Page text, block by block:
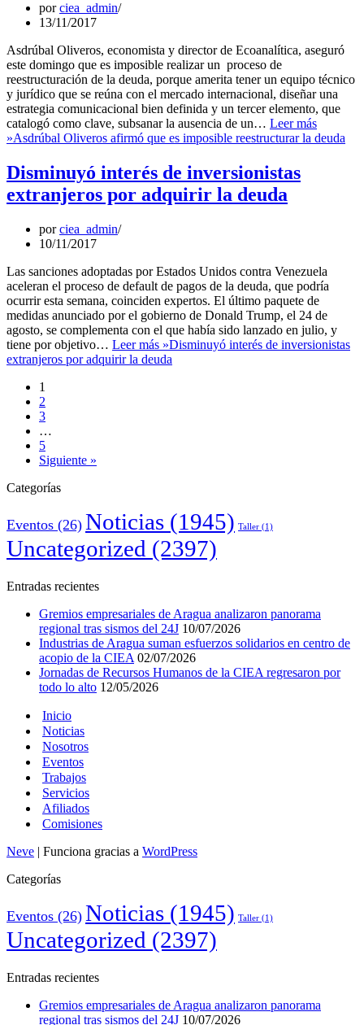
porciea_admin
13/11/2017
Asdrúbal Oliveros, economista y director de Ecoanalítica, aseguró
este domingo que es imposible realizar un proceso de
reestructuración de la deuda, porque amerita tener un equipo técnico
y jurídico que se reúna con el mercado internacional, diseñar una
estrategia comunicacional bien definida y un tercer elemento, que
catalogó como clave, subsanar la ausencia de un… Leer más
»Asdrúbal Oliveros afirmó que es imposible reestructurar la deuda
Disminuyó interés de inversionistas
extranjeros por adquirir la deuda
porciea_admin
10/11/2017
Las sanciones adoptadas por Estados Unidos contra Venezuela
aceleran el proceso de default de pagos de la deuda, que podría
ocurrir esta semana, coinciden expertos. El último paquete de
medidas anunciado por el gobierno de Donald Trump, el 24 de
agosto, se complementa con el que había sido lanzado en julio, y
tiene por objetivo… Leer más »Disminuyó interés de inversionistas
extranjeros por adquirir la deuda
1
2
3
…
5
Siguiente »
Categorías
Eventos (26) Noticias (1945) Taller (1)
Uncategorized (2397)
Entradas recientes
Gremios empresariales de Aragua analizaron panorama
regional tras sismos del 24J 10/07/2026
Industrias de Aragua suman esfuerzos solidarios en centro de
acopio de la CIEA 02/07/2026
Jornadas de Recursos Humanos de la CIEA regresaron por
todo lo alto 12/05/2026
Inicio
Noticias
Nosotros
Eventos
Trabajos
Servicios
Afiliados
Comisiones
Neve | Funciona gracias a WordPress
Categorías
Eventos (26) Noticias (1945) Taller (1)
Uncategorized (2397)
Entradas recientes
Gremios empresariales de Aragua analizaron panorama
regional tras sismos del 24J 10/07/2026